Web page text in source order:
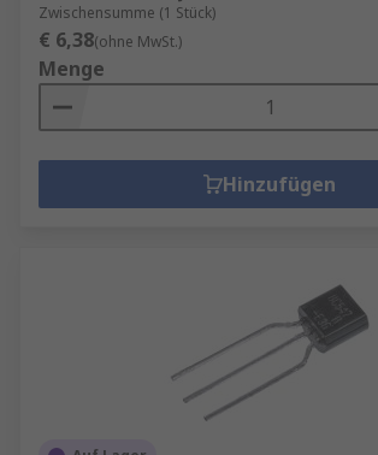
Zwischensumme (1 Stück)
€ 6,38(ohne MwSt.)
Menge
Hinzufügen